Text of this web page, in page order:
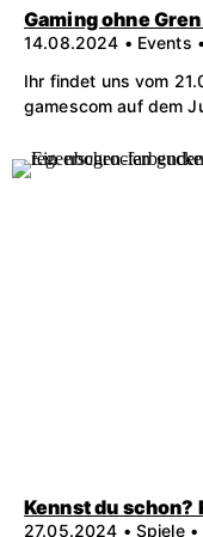
Gaming ohne
14.08.2024 • Events
Ihr findet uns vom
gamescom auf dem
Kennst du schon?
27.05.2024 • Spiele •